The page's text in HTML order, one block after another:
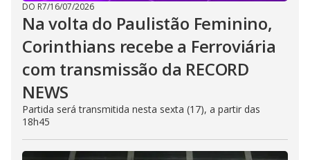
DO R7/16/07/2026
Na volta do Paulistão Feminino,
Corinthians recebe a Ferroviária
com transmissão da RECORD
NEWS
Partida será transmitida nesta sexta (17), a partir das
18h45